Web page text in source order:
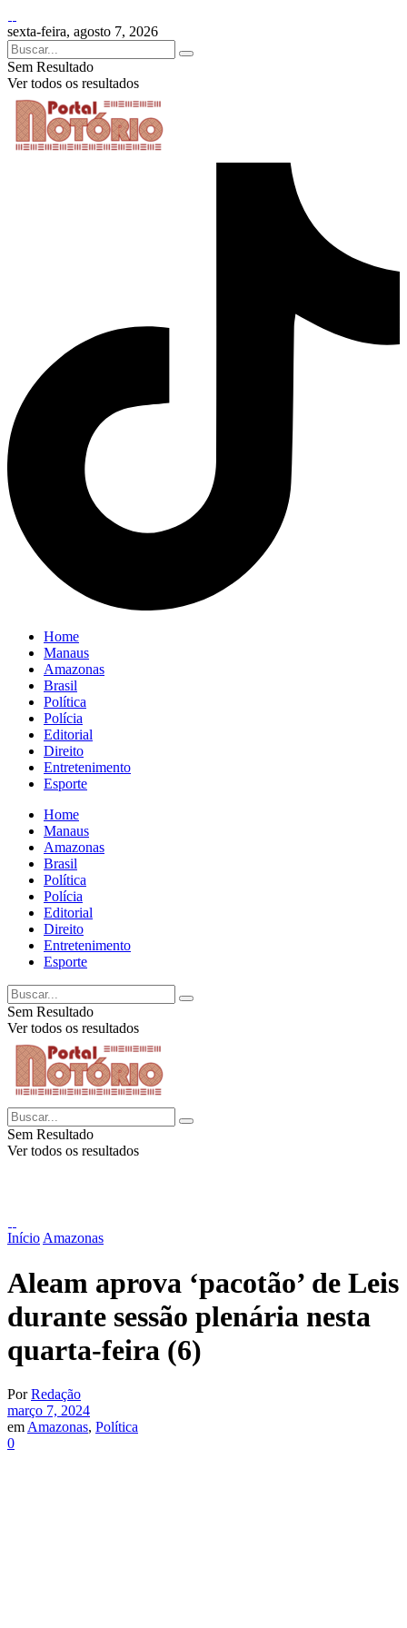
sexta-feira, agosto 7, 2026
Sem Resultado
Ver todos os resultados
Home
Manaus
Amazonas
Brasil
Política
Polícia
Editorial
Direito
Entretenimento
Esporte
Home
Manaus
Amazonas
Brasil
Política
Polícia
Editorial
Direito
Entretenimento
Esporte
Sem Resultado
Ver todos os resultados
Sem Resultado
Ver todos os resultados
Início Amazonas
Aleam aprova ‘pacotão’ de Leis
durante sessão plenária nesta
quarta-feira (6)
Por Redação
março 7, 2024
em Amazonas, Política
0